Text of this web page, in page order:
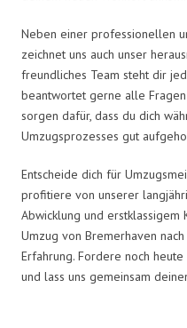
Neben einer professionellen
zeichnet uns auch unser
freundliches Team steht dir
beantwortet gerne alle
sorgen dafür, dass du dich
Umzugsprozesses gut
Entscheide dich für
profitiere von unserer
Abwicklung und erstklassigem
Umzug von Bremerhaven
Erfahrung. Fordere noch
und lass uns gemeinsam